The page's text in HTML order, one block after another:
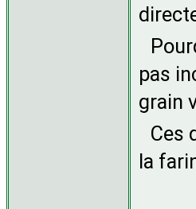
pas
grain
Ces
la